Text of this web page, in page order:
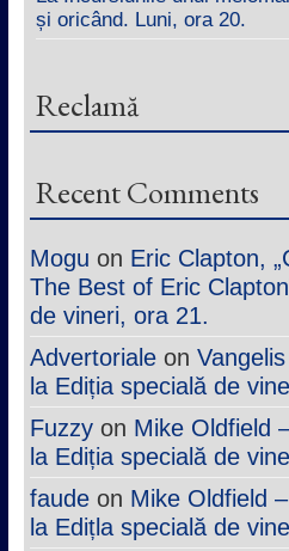
și oricând. Luni, ora 20.
Reclamă
Recent Comments
Mogu on Eric Clapton,
The Best of Eric
de vineri, ora 21.
Advertorialeon
la Ediția specială de
Fuzzyon Mike Oldfield
la Ediția specială de
faudeon Mike Oldfield
la Edițla specială de